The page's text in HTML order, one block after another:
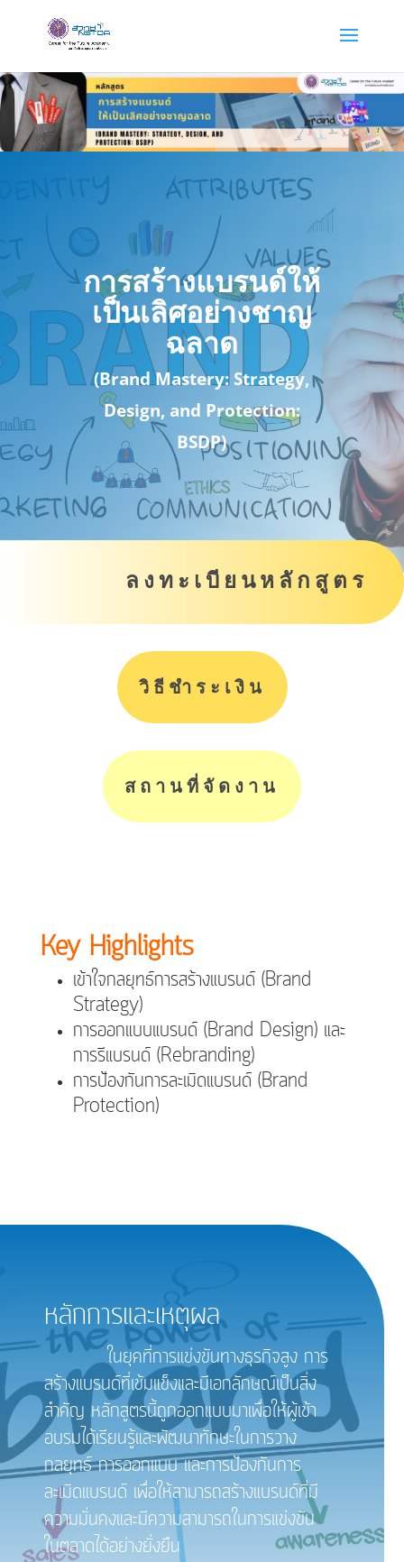
การสร้างแบรนด์ให้
เป็นเลิศอย่างชาญ
ฉลาด
(Brand Mastery: Strategy,
Design, and Protection:
BSDP)
ลงทะเบียนหลักสูตร
วิธีชำระเงิน
สถานที่จัดงาน
Key Highlights
เข้าใจกลยุทธ์การสร้างแบรนด์ (Brand
Strategy)
การออกแบบแบรนด์ (Brand Design) และ
การรีแบรนด์ (Rebranding)
การป้องกันการละเมิดแบรนด์ (Brand
Protection)
หลักการและเหตุผล
ในยุคที่การแข่งขันทางธุรกิจสูง การ
สร้างแบรนด์ที่เข้มแข็งและมีเอกลักษณ์เป็นสิ่ง
สำคัญ หลักสูตรนี้ถูกออกแบบมาเพื่อให้ผู้เข้า
อบรมได้เรียนรู้และพัฒนาทักษะในการวาง
กลยุทธ์ การออกแบบ และการป้องกันการ
ละเมิดแบรนด์ เพื่อให้สามารถสร้างแบรนด์ที่มี
ความมั่นคงและมีความสามารถในการแข่งขัน
ในตลาดได้อย่างยั่งยืน